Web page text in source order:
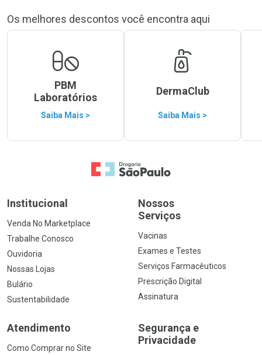
Os melhores descontos você encontra aqui
PBM
Laboratórios
Saiba Mais >
DermaClub
Saiba Mais >
Ir para a Home
Institucional
Venda No Marketplace
Trabalhe Conosco
Ouvidoria
Nossas Lojas
Bulário
Sustentabilidade
Nossos
Serviços
Vacinas
Exames e Testes
Serviços Farmacêuticos
Prescrição Digital
Assinatura
Atendimento
Como Comprar no Site
Segurança e
Privacidade